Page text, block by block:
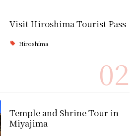
Visit Hiroshima Tourist Pass
Hiroshima
02
Temple and Shrine Tour in
Miyajima